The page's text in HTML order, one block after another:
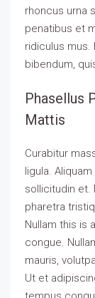
rhoncus urna
penatibus et
ridiculus
bibendum,
Phasellus
Mattis
Curabitur
ligula.
sollicitudin et.
pharetra
Nullam this is
congue.
mauris,
Ut et